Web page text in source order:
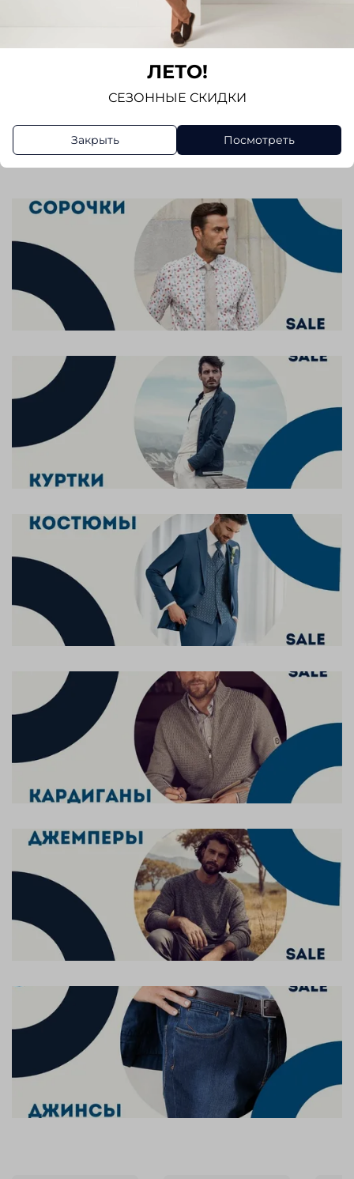
- влагоотведение материал отводит пот от тела,
позволяя ему быстро испаряться, чтобы
-защитой от УФ излучения
- ткань практически не мнется и устойчива к
пиллингу
Прекрасно сочетается с классическим
костюмом, джинсами и трикотажем. Отличный
вариант для повседневной носки.
Выбирая рубашку Seidensticker , вы получаете
стильный и качественный элемент гардероба,
который будет радовать вас своим внешним
видом и комфортом на протяжении долгого
Отзывы
Написать отзыв
ЛЕТО!
СЕЗОННЫЕ СКИДКИ
Закрыть Посмотреть